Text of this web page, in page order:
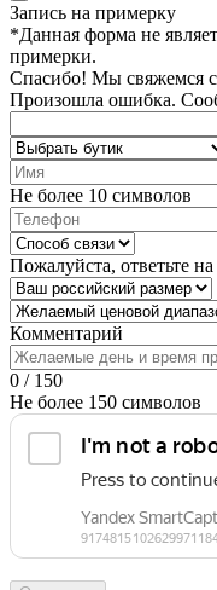
Запись на примерку
*Данная форма не
примерки.
Спасибо! Мы свяжемся
Произошла ошибка.
Не более 10 символов
Пожалуйста, ответьте
Комментарий
0 / 150
Не более 150 символов